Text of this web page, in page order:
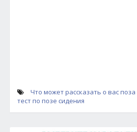
Что может рассказать о вас
тест по позе сидения